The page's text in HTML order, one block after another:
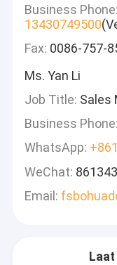
Business Phone:
13430749500
Fax: 0086-757-
Ms. Yan Li
Job Title: Sales
Business Phone:
WhatsApp:
WeChat:
Email: